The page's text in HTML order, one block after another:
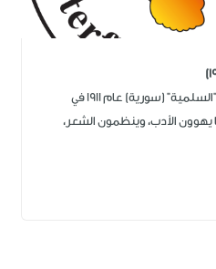
ولد أحمد الجندي في "السلمية" (سورية) عام 1911 في
الأدب، وينظمون الشعر،